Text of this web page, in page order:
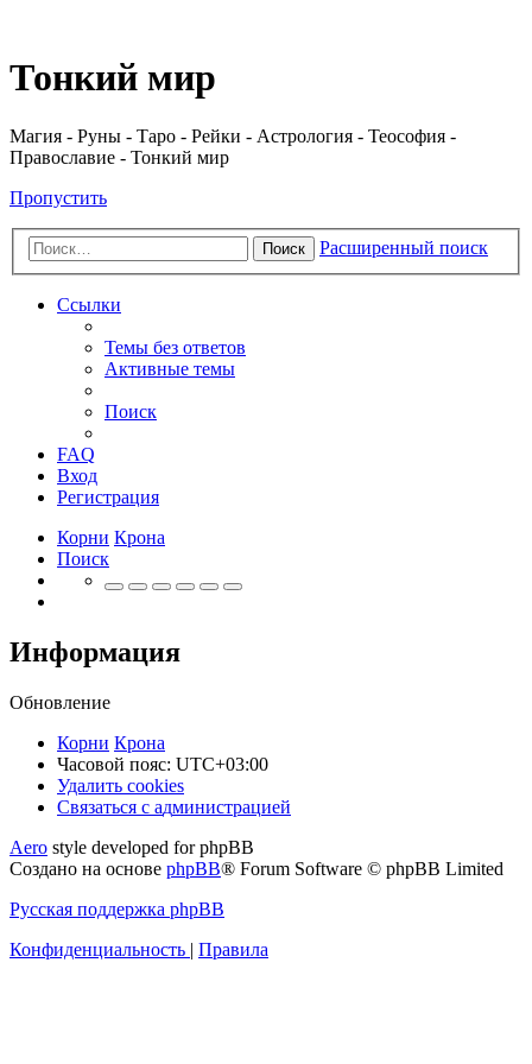
Тонкий мир
Магия - Руны - Таро - Рейки - Астрология - Теософия -
Православие - Тонкий мир
Пропустить
Поиск Расширенный поиск
Ссылки
Темы без ответов
Активные темы
Поиск
FAQ
Вход
Регистрация
Корни Крона
Поиск
Информация
Обновление
Корни Крона
Часовой пояс: UTC+03:00
Удалить cookies
Связаться
администрацией
Связаться с администрацией
Aero style developed for phpBB
Создано на основе phpBB® Forum Software © phpBB Limited
Русская поддержка phpBB
Конфиденциальность | Правила